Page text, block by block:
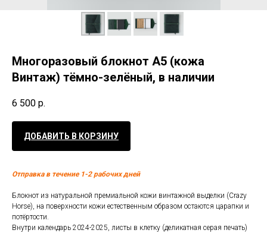
Многоразовый блокнот А5 (кожа
Винтаж) тёмно-зелёный, в наличии
6 500 р.
ДОБАВИТЬ В КОРЗИНУ
Отправка в течение 1-2 рабочих дней
Блокнот из натуральной премиальной кожи винтажной выделки (Crazy
Horse), на поверхности кожи естественным образом остаются царапки и
потёртости.
Внутри календарь 2024-2025, листы в клетку (деликатная серая печать)